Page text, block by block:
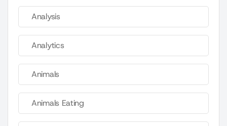
Analysis
Analytics
Animals
Animals Eating